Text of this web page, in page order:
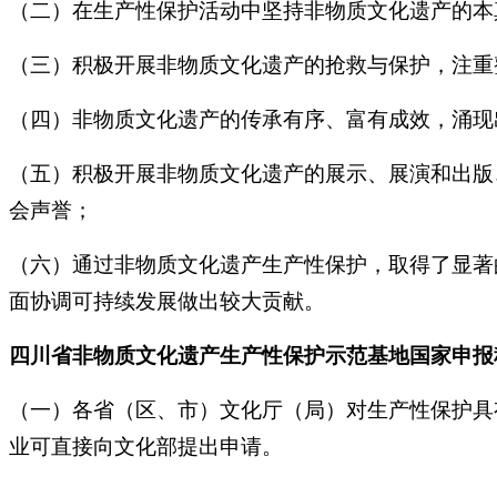
（二）在生产性保护活动中坚持非物质文化遗产的
（三）积极开展非物质文化遗产的抢救与保护，注
（四）非物质文化遗产的传承有序、富有成效，涌
（五）积极开展非物质文化遗产的展示、展演和出
会声誉；
（六）通过非物质文化遗产生产性保护，取得了显
面协调可持续发展做出较大贡献。
四川省非物质文化遗产生产性保护示范基地国家申
（一）各省（区、市）文化厅（局）对生产性保护
业可直接向文化部提出申请。